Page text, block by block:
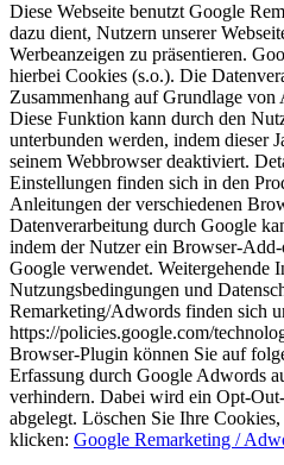
Diese Webseite benutzt Google
dazu dient, Nutzern unserer
Werbeanzeigen zu präsentieren.
hierbei Cookies (s.o.). Die
Zusammenhang auf Grundlage
Diese Funktion kann durch den
unterbunden werden, indem dieser
seinem Webbrowser deaktiviert.
Einstellungen finden sich in den
Anleitungen der verschiedenen
Datenverarbeitung durch Google
indem der Nutzer ein Browser-
Google verwendet. Weitergehende
Nutzungsbedingungen und
Remarketing/Adwords finden sich
https://policies.google.com/
Browser-Plugin können Sie auf
Erfassung durch Google Adwords
verhindern. Dabei wird ein Opt-
abgelegt. Löschen Sie Ihre
klicken: Google Remarketing /